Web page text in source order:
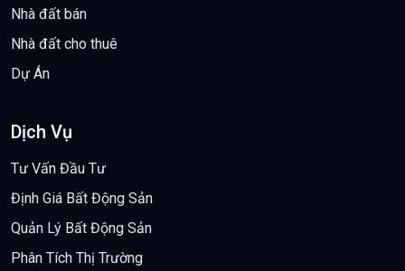
Nhà đất bán
Nhà đất cho thuê
Dự Án
Dịch Vụ
Tư Vấn Đầu Tư
Định Giá Bất Động Sản
Quản Lý Bất Động Sản
Phân Tích Thị Trường